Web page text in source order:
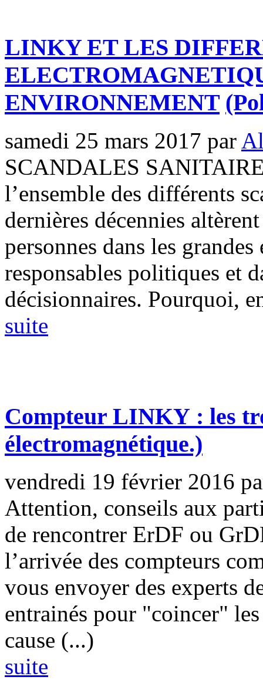
LINKY ET LES
ENVIRONNEMENT
samedi 25 mars 2017 par
SCANDALES
l’ensemble des différents
dernières décennies
personnes dans les
responsables politiques et
décisionnaires. Pourquoi,
suite
Compteur LINKY : les
électromagnétique.)
vendredi 19 février 2016
Attention, conseils aux
de rencontrer ErDF ou
l’arrivée des compteurs
vous envoyer des experts
entrainés pour "coincer"
cause (...)
suite